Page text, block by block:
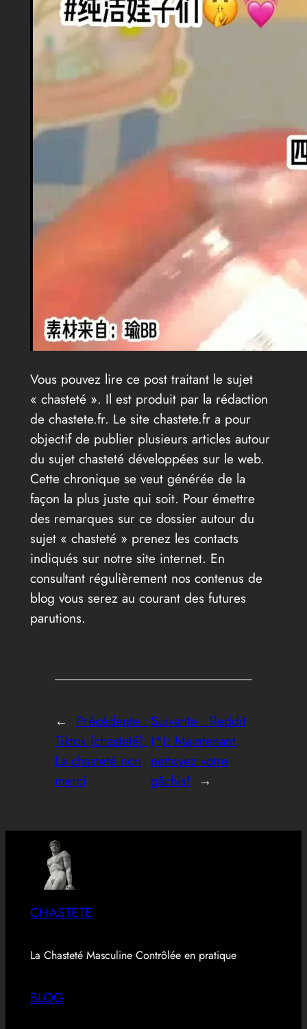
Vous pouvez lire ce post traitant le sujet
« chasteté ». Il est produit par la rédaction
de chastete.fr. Le site chastete.fr a pour
objectif de publier plusieurs articles autour
du sujet chasteté développées sur le web.
Cette chronique se veut générée de la
façon la plus juste qui soit. Pour émettre
des remarques sur ce dossier autour du
sujet « chasteté » prenez les contacts
indiqués sur notre site internet. En
consultant régulièrement nos contenus de
blog vous serez au courant des futures
parutions.
← Précédente :
Tiktok (chasteté):
La chasteté non
merci
Suivante : Reddit
(*): Maintenant,
nettoyez votre
gâchis!
→
CHASTETE
La Chasteté Masculine Contrôlée en pratique
BLOG